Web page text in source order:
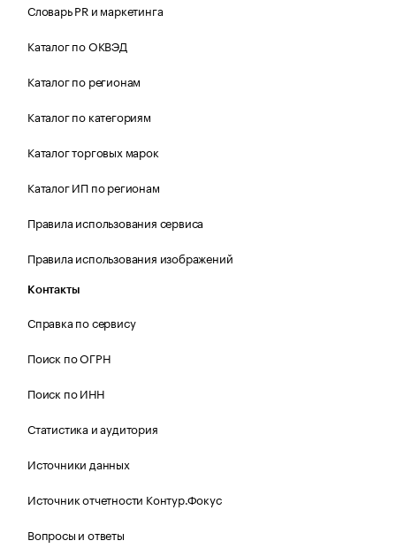
Словарь PR и маркетинга
Каталог по ОКВЭД
Каталог по регионам
Каталог по категориям
Каталог торговых марок
Каталог ИП по регионам
Правила использования сервиса
Правила использования изображений
Контакты
Справка по сервису
Поиск по ОГРН
Поиск по ИНН
Статистика и аудитория
Источники данных
Источник отчетности Контур.Фокус
Вопросы и ответы